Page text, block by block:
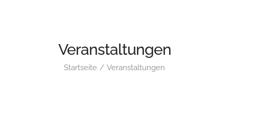
Veranstaltungen
Startseite Veranstaltungen